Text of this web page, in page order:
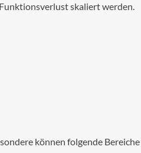
skaliert werden.
können folgende